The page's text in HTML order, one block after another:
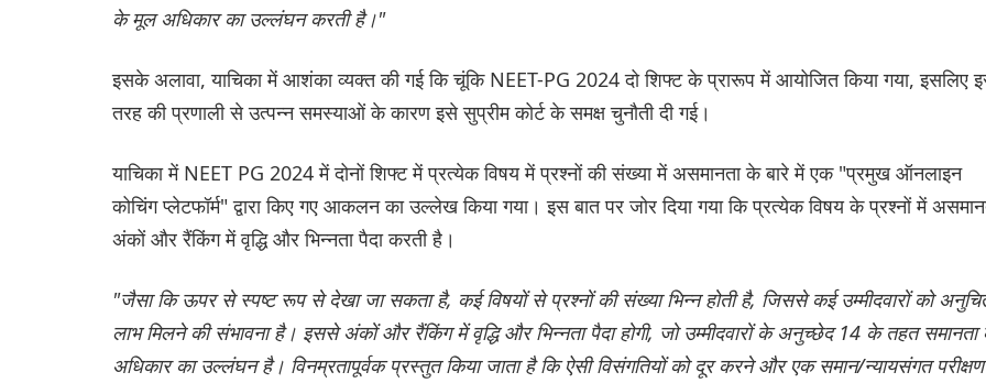
के मूल अधिकार का उल्लंघन करती है।"
इसके अलावा, याचिका में आशंका व्यक्त की गई कि चूंकि NEET-PG 2024 दो शिफ्ट के प्रारूप में आयोजित किया गया, इसलिए
तरह की प्रणाली से उत्पन्न समस्याओं के कारण इसे सुप्रीम कोर्ट के समक्ष चुनौती दी गई।
याचिका में NEET PG 2024 में दोनों शिफ्ट में प्रत्येक विषय में प्रश्नों की संख्या में असमानता के बारे में एक "प्रमुख ऑनलाइन
कोचिंग प्लेटफॉर्म" द्वारा किए गए आकलन का उल्लेख किया गया। इस बात पर जोर दिया गया कि प्रत्येक विषय के प्रश्नों में
अंकों और रैंकिंग में वृद्धि और भिन्नता पैदा करती है।
"जैसा कि ऊपर से स्पष्ट रूप से देखा जा सकता है, कई विषयों से प्रश्नों की संख्या भिन्न होती है, जिससे कई उम्मीदवारों को
लाभ मिलने की संभावना है। इससे अंकों और रैंकिंग में वृद्धि और भिन्नता पैदा होगी, जो उम्मीदवारों के अनुच्छेद 14 के तहत
अधिकार का उल्लंघन है। विनम्रतापूर्वक प्रस्तुत किया जाता है कि ऐसी विसंगतियों को दूर करने और एक समान/न्यायसंगत परीक्षण